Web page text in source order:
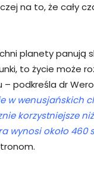
na to, że cały
planety panują
to życie może
– podkreśla dr
w wenusjańskich
korzystniejsze
wynosi około 460